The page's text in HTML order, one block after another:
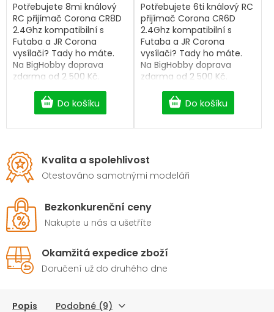
Do košíku
Potřebujete 8mi knálový
RC přijímač Corona CR8D
2.4Ghz kompatibilní s
Futaba a JR Corona
vysílači? Tady ho máte.
Na BigHobby doprava
zdarma od 2 500 Kč.
Do košíku
Potřebujete 6ti knálový RC
přijímač Corona CR6D
2.4Ghz kompatibilní s
Futaba a JR Corona
vysílači? Tady ho máte.
Na BigHobby doprava
zdarma od 2 500 Kč.
Kvalita a spolehlivost
Otestováno samotnými modeláři
Bezkonkurenční ceny
Nakupte u nás a ušetříte
Okamžitá expedice zboží
Doručení už do druhého dne
Popis Podobné (9)